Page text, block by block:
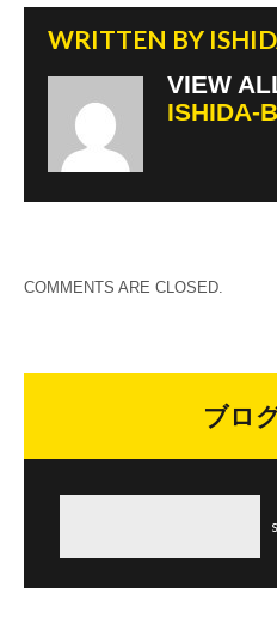
WRITTEN BY
VIEW
ISHIDA-
COMMENTS ARE CLOSED.
ブロ